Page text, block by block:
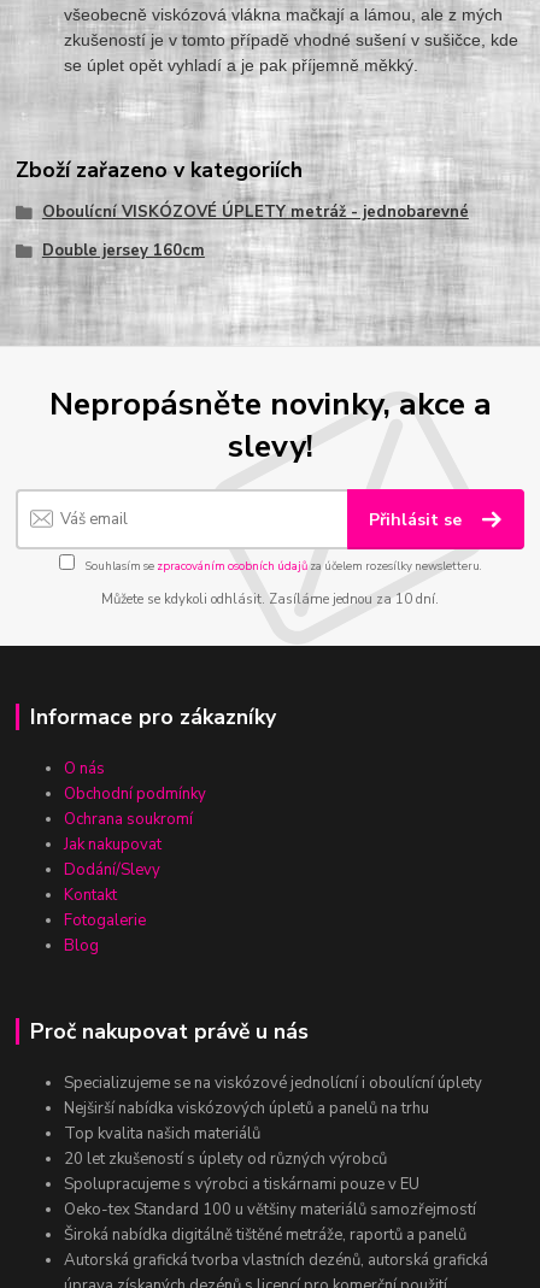
všeobecně viskózová vlákna mačkají a lámou, ale z mých
zkušeností je v tomto případě vhodné sušení v sušičce, kde
se úplet opět vyhladí a je pak příjemně měkký.
Zboží zařazeno v kategoriích
Oboulícní VISKÓZOVÉ ÚPLETY metráž - jednobarevné
Double jersey 160cm
Nepropásněte novinky, akce a
slevy!
Přihlásit se
Souhlasím se zpracováním osobních údajůza účelem rozesílky newsletteru.
Můžete se kdykoli odhlásit. Zasíláme jednou za 10 dní.
Informace pro zákazníky
O nás
Obchodní podmínky
Ochrana soukromí
Jak nakupovat
Dodání/Slevy
Kontakt
Fotogalerie
Blog
Proč nakupovat právě u nás
Specializujeme se na viskózové jednolícní i oboulícní úplety
Nejširší nabídka viskózových úpletů a panelů na trhu
Top kvalita našich materiálů
20 let zkušeností s úplety od různých výrobců
Spolupracujeme s výrobci a tiskárnami pouze v EU
Oeko-tex Standard 100 u většiny materiálů samozřejmostí
Široká nabídka digitálně tištěné metráže, raportů a panelů
Autorská grafická tvorba vlastních dezénů, autorská grafická